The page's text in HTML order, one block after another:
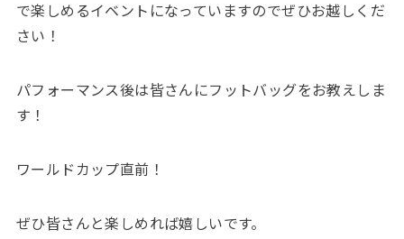
で楽しめるイベントになっていますのでぜひお越しくだ
さい！
パフォーマンス後は皆さんにフットバッグをお教えしま
す！
ワールドカップ直前！
ぜひ皆さんと楽しめれば嬉しいです。